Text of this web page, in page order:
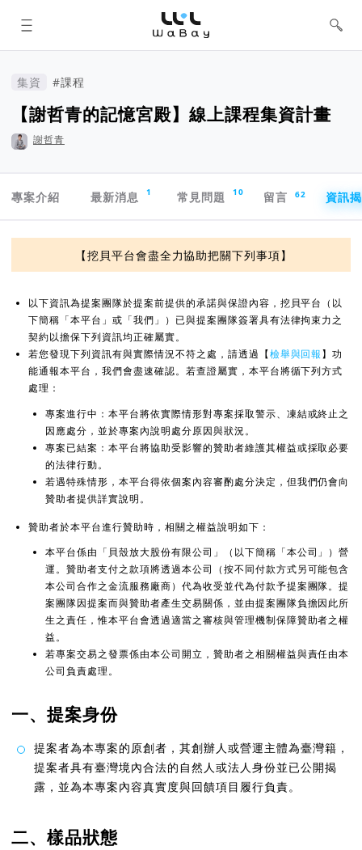
WaBay 挖貝 | 台灣最值得信賴的群眾
集資 / 群眾募資平台
集資 #課程
【謝哲青的記憶宮殿】線上課程集資計畫
謝哲青
專案介紹
最新消息 1 常見問題 10 留言 62 資訊
資訊揭露與承諾
【挖貝平台會盡全力協助把關下列事項】
以下資訊為提案團隊於提案前提供的承諾與保證內容，挖貝平台（以
下簡稱「本平台」或「我們」）已與提案團隊簽署具有法律拘束力之
契約以擔保下列資訊均正確屬實。
若您發現下列資訊有與實際情況不符之處，請透過【檢舉與回報】功
能通報本平台，我們會盡速確認。若查證屬實，本平台將循下列方式
處理：
專案進行中：本平台將依實際情形對專案採取警示、凍結或終止之
因應處分，並於專案內說明處分原因與狀況。
專案已結案：本平台將協助受影響的贊助者維護其權益或採取必要
的法律行動。
若遇特殊情形，本平台得依個案內容審酌處分決定，但我們仍會向
贊助者提供詳實說明。
贊助者於本平台進行贊助時，相關之權益說明如下：
本平台係由「貝殼放大股份有限公司」（以下簡稱「本公司」）營
運。贊助者支付之款項將透過本公司（按不同付款方式另可能包含
本公司合作之金流服務廠商）代為收受並代為付款予提案團隊。提
案團隊因提案而與贊助者產生交易關係，並由提案團隊負擔因此所
生之責任，惟本平台會透過適當之審核與管理機制保障贊助者之權
益。
若專案交易之發票係由本公司開立，贊助者之相關權益與責任由本
公司負責處理。
一、提案身份
提案者為本專案的原創者，其創辦人或營運主體為臺灣籍，
提案者具有臺灣境內合法的自然人或法人身份並已公開揭
露，並為本專案內容真實度與回饋項目履行負責。
二、樣品狀態